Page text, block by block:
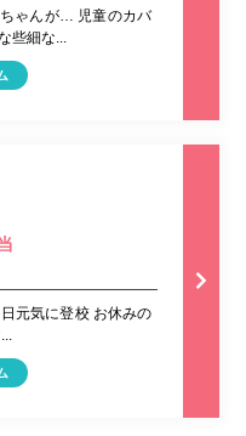
ゃんが… 児童のカバ
些細な...
元気に登校 お休みの